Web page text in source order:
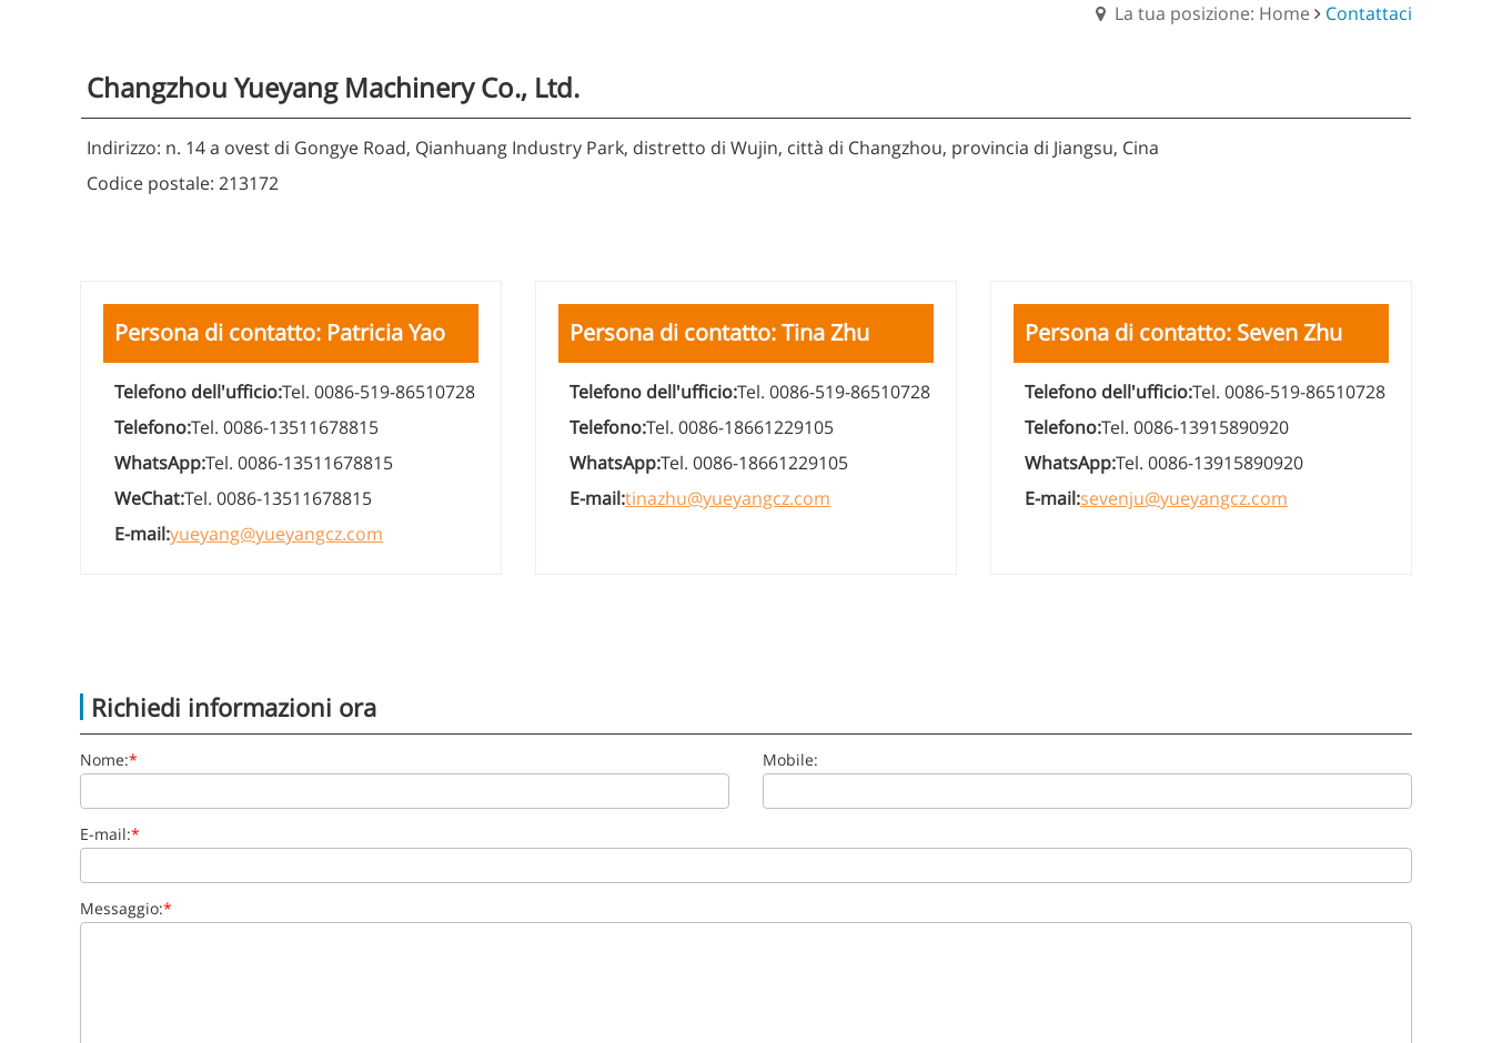
La tua posizione: Home Contattaci
Changzhou Yueyang Machinery Co., Ltd.
Indirizzo: n. 14 a ovest di Gongye Road, Qianhuang Industry Park, distretto di Wujin, città di Changzhou, provincia di Jiangsu, Cina
Codice postale: 213172
Persona di contatto: Patricia Yao
Telefono dell'ufficio:Tel. 0086-519-86510728
Telefono:Tel. 0086-13511678815
WhatsApp:Tel. 0086-13511678815
WeChat:Tel. 0086-13511678815
E-mail:yueyang@yueyangcz.com
Persona di contatto: Tina Zhu
Telefono dell'ufficio:Tel. 0086-519-86510728
Telefono:Tel. 0086-18661229105
WhatsApp:Tel. 0086-18661229105
E-mail:tinazhu@yueyangcz.com
Persona di contatto: Seven Zhu
Telefono dell'ufficio:Tel. 0086-519-86510728
Telefono:Tel. 0086-13915890920
WhatsApp:Tel. 0086-13915890920
E-mail:sevenju@yueyangcz.com
Richiedi informazioni ora
Nome:* Mobile:
E-mail:*
Messaggio:*